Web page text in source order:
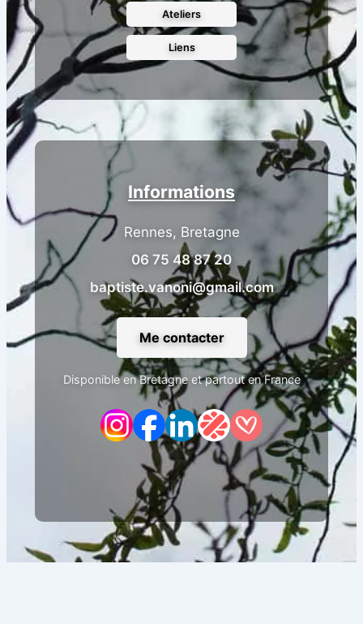
Ateliers
Liens
Informations
Rennes, Bretagne
06 75 48 87 20
baptiste.vanoni@gmail.com
Me contacter
Disponible en Bretagne et partout en France